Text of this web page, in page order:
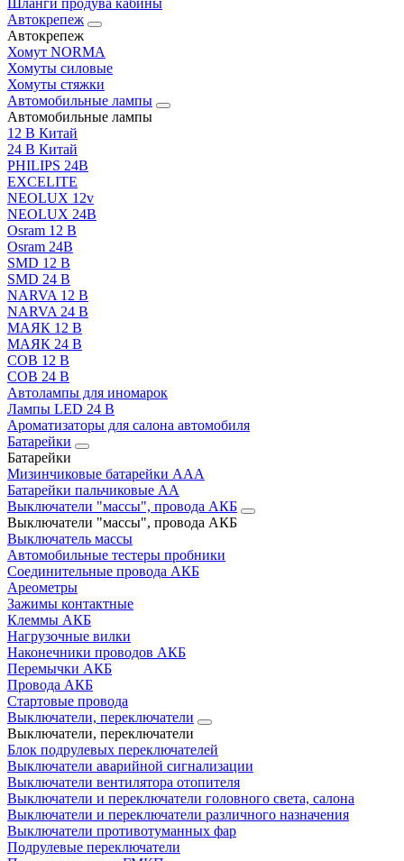
Шланги продува кабины
Автокрепеж
Автокрепеж
Хомут NORMA
Хомуты силовые
Хомуты стяжки
Автомобильные лампы
Автомобильные лампы
12 В Китай
24 В Китай
PHILIPS 24В
EXCELITE
NEOLUX 12v
NEOLUX 24В
Osram 12 В
Osram 24В
SMD 12 В
SMD 24 В
NARVA 12 В
NARVA 24 В
МАЯК 12 В
МАЯК 24 В
COB 12 В
COB 24 В
Автолампы для иномарок
Лампы LED 24 B
Ароматизаторы для салона автомобиля
Батарейки
Батарейки
Мизинчиковые батарейки AAA
Батарейки пальчиковые АА
Выключатели "массы", провода АКБ
Выключатели "массы", провода АКБ
Выключатель массы
Автомобильные тестеры пробники
Соединительные провода АКБ
Ареометры
Зажимы контактные
Клеммы АКБ
Нагрузочные вилки
Наконечники проводов АКБ
Перемычки АКБ
Провода АКБ
Стартовые провода
Выключатели, переключатели
Выключатели, переключатели
Блок подрулевых переключателей
Выключатели аварийной сигнализации
Выключатели вентилятора отопителя
Выключатели и переключатели головного света, салона
Выключатели и переключатели различного назначения
Выключатели противотуманных фар
Подрулевые переключатели